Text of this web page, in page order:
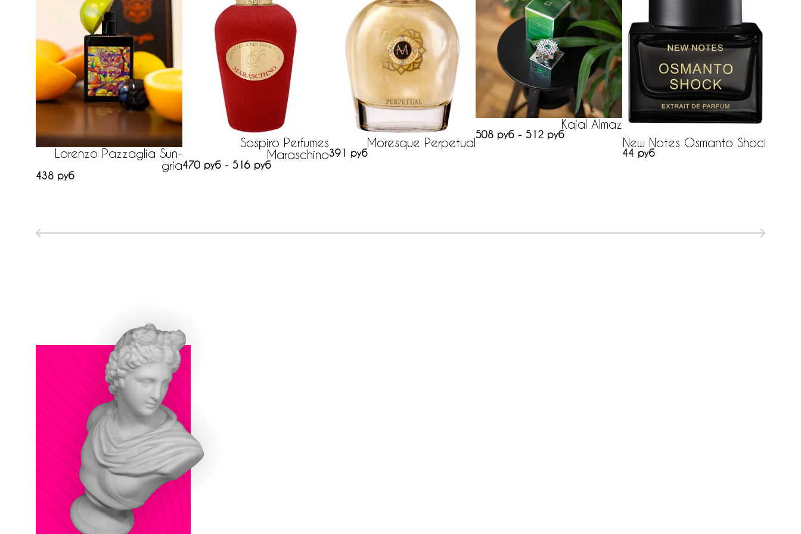
Lorenzo Pazzaglia Sun-
gria
438 руб
Sospiro Perfumes
Maraschino
470 руб - 516 руб
Moresque Perpetual
391 руб
Kajal Almaz
508 руб - 512 руб
New Notes Osmanto Shock
44 руб